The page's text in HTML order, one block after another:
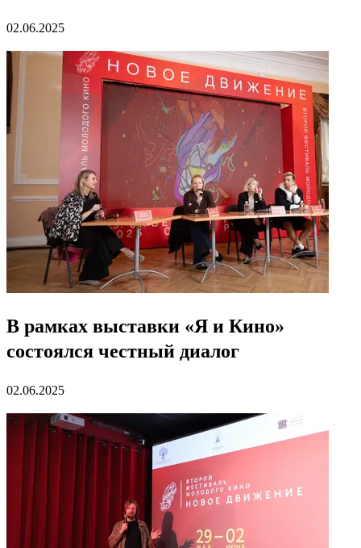
02.06.2025
В рамках выставки «Я и Кино»
состоялся честный диалог
02.06.2025